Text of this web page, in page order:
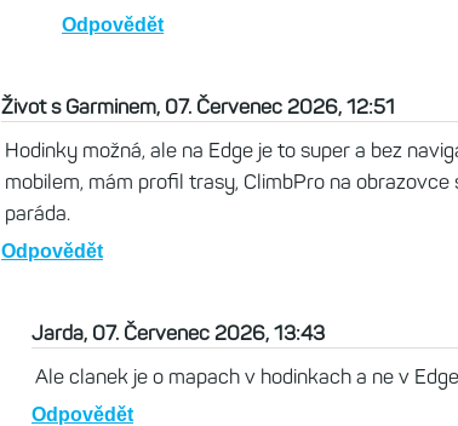
Odpovědět
Život s Garminem, 07. Červenec 2026, 12:51
Hodinky možná, ale na Edge je to super a bez
mobilem, mám profil trasy, ClimbPro na obrazovce
paráda.
Odpovědět
Jarda, 07. Červenec 2026, 13:43
Ale clanek je o mapach v hodinkach a ne v
Odpovědět